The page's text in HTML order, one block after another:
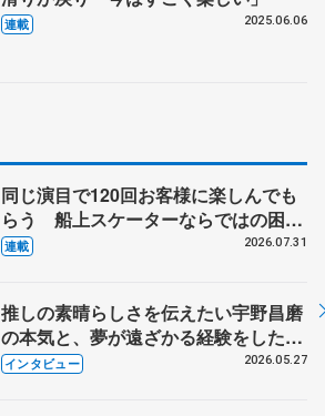
連載 2025.06.06
同じ演目で120回お客様に楽しんでも
らう 船上スケーターならではの困難
とは 影響あったPIW前キャプテン松
連載 2026.07.31
推しの素晴らしさを伝えたい宇野昌磨
の本気と、夢が遠ざかる経験をした本
田真凜の覚悟
インタビュー 2026.05.27